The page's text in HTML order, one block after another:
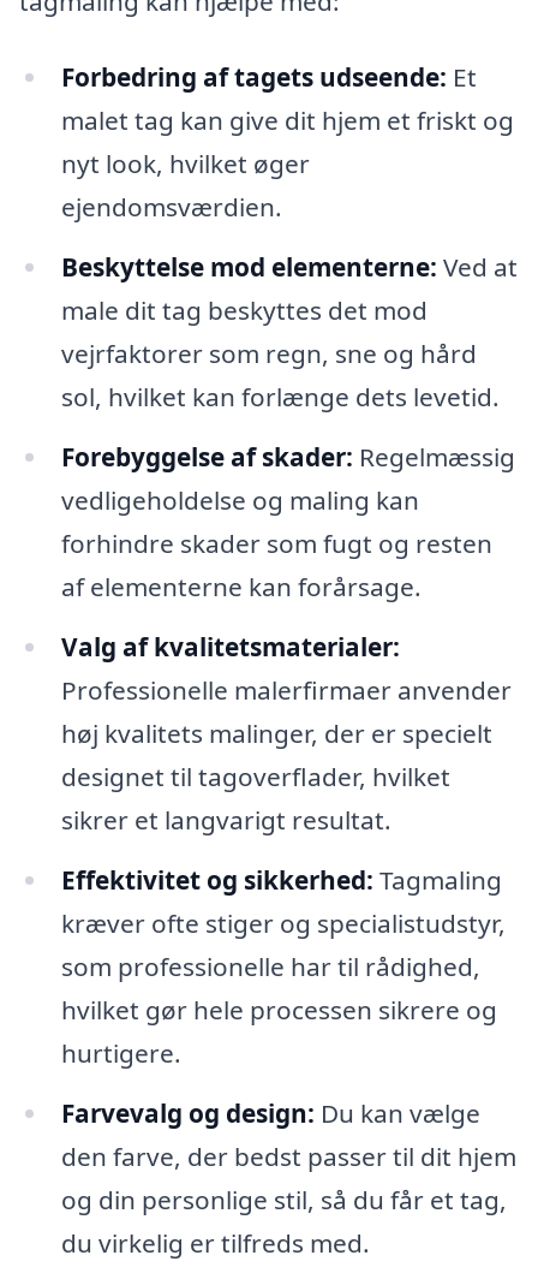
Forbedring af tagets udseende: Et
malet tag kan give dit hjem et friskt og
nyt look, hvilket øger
ejendomsværdien.
Beskyttelse mod elementerne: Ved at
male dit tag beskyttes det mod
vejrfaktorer som regn, sne og hård
sol, hvilket kan forlænge dets levetid.
Forebyggelse af skader: Regelmæssig
vedligeholdelse og maling kan
forhindre skader som fugt og resten
af elementerne kan forårsage.
Valg af kvalitetsmaterialer:
Professionelle malerfirmaer anvender
høj kvalitets malinger, der er specielt
designet til tagoverflader, hvilket
sikrer et langvarigt resultat.
Effektivitet og sikkerhed: Tagmaling
kræver ofte stiger og specialistudstyr,
som professionelle har til rådighed,
hvilket gør hele processen sikrere og
hurtigere.
Farvevalg og design: Du kan vælge
den farve, der bedst passer til dit hjem
og din personlige stil, så du får et tag,
du virkelig er tilfreds med.